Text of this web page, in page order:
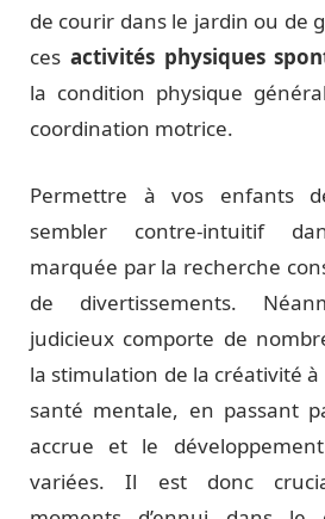
de courir dans le jardin ou de
ces activités physiques
la condition physique
coordination motrice.
Permettre à vos enfants
sembler contre-intuitif
marquée par la recherche
de divertissements.
judicieux comporte de
la stimulation de la créativité à
santé mentale, en passant
accrue et le
variées. Il est donc